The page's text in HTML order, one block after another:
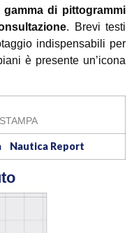
gamma di pittogrammi
. Brevi testi
indispensabili per
è presente un’icona
Nautica Report